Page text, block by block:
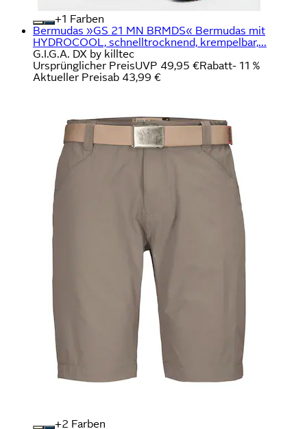
+
Farben
Bermudas »GS 21 MN BRMDS« Bermudas mit
HYDROCOOL, schnelltrocknend, krempelbar,...
G.I.G.A. DX by killtec
Ursprünglicher PreisUVP 49,95 €Rabatt- 11 %
Aktueller Preisab 43,99 €
+ Farben